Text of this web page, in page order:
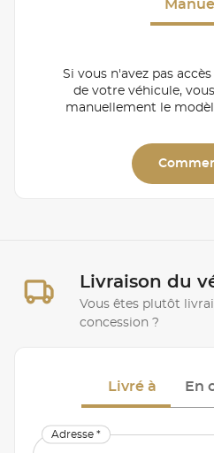
Si vous n'avez pas
de votre véhicule,
manuellement le
Livraison du
Vous êtes plutôt
concession ?
Livré à En
Adresse *